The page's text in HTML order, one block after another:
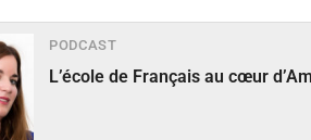
PODCAST
L’école de Français au cœur